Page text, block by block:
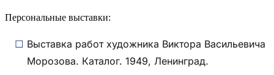
Персональные выставки:
Выставка работ художника Виктора Васильевича
Морозова. Каталог. 1949, Ленинград.